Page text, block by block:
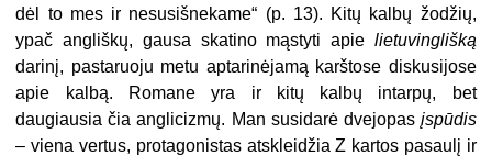
dėl to mes ir nesusišnekame“ (p. 13). Kitų kalbų žodžių,
ypač angliškų, gausa skatino mąstyti apie lietuvinglišką
darinį, pastaruoju metu aptarinėjamą karštose diskusijose
apie kalbą. Romane yra ir kitų kalbų intarpų, bet
daugiausia čia anglicizmų. Man susidarė dvejopas įspūdis
– viena vertus, protagonistas atskleidžia Z kartos pasaulį ir